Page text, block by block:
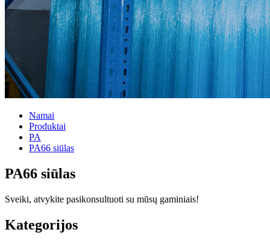
Namai
Produktai
PA
PA66 siūlas
PA66 siūlas
Sveiki, atvykite pasikonsultuoti su mūsų gaminiais!
Kategorijos